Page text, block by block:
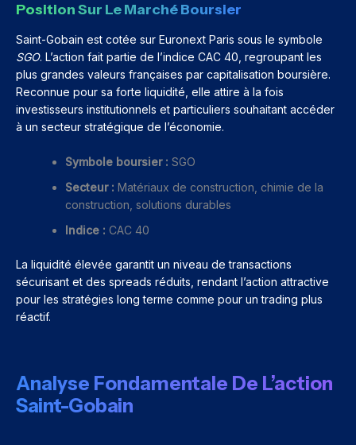
Position Sur Le Marché Boursier
Saint-Gobain est cotée sur Euronext Paris sous le symbole
SGO. L’action fait partie de l’indice CAC 40, regroupant les
plus grandes valeurs françaises par capitalisation boursière.
Reconnue pour sa forte liquidité, elle attire à la fois
investisseurs institutionnels et particuliers souhaitant accéder
à un secteur stratégique de l’économie.
Symbole boursier : SGO
Secteur : Matériaux de construction, chimie de la
construction, solutions durables
Indice : CAC 40
La liquidité élevée garantit un niveau de transactions
sécurisant et des spreads réduits, rendant l’action attractive
pour les stratégies long terme comme pour un trading plus
réactif.
Analyse Fondamentale De L’action
Saint-Gobain